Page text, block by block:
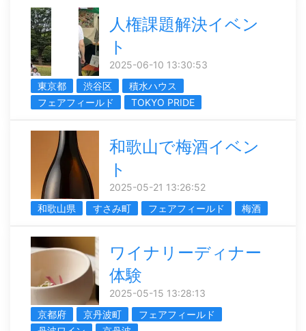
人権課題解決イベン
ト
2025-06-10 13:30:53
東京都
渋谷区
積水ハウス
フェアフィールド
TOKYO PRIDE
和歌山で梅酒イベン
ト
2025-05-21 13:26:52
和歌山県
すさみ町 フェアフィールド 梅酒
ワイナリーディナー
体験
2025-05-15 13:28:13
京都府
京丹波町
フェアフィールド